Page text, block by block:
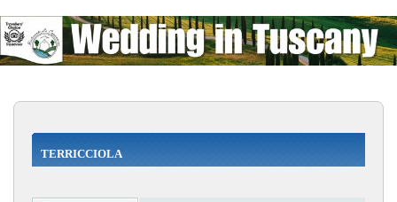
TERRICCIOLA